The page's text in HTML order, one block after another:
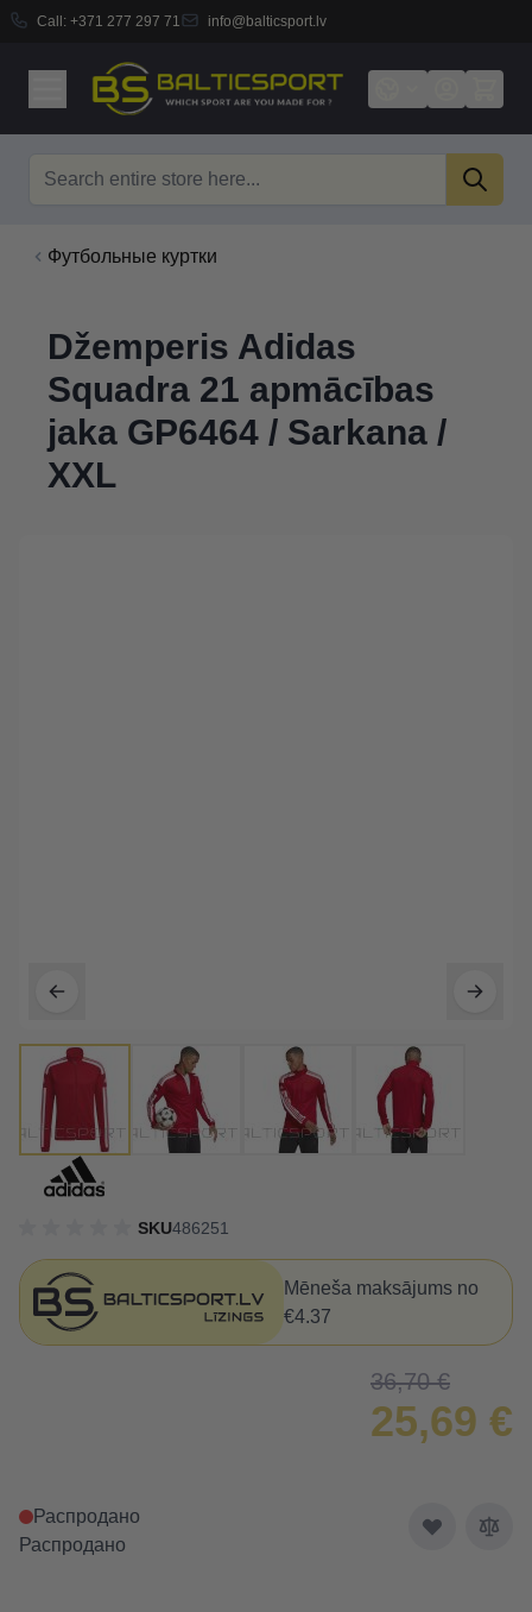
Call: +371 277 297 71 info@balticsport.lv
Футбольные куртки
Džemperis Adidas
Squadra 21 apmācības
jaka GP6464 / Sarkana /
XXL
SKU486251
Mēneša maksājums no
€4.37
36,70 €
25,69 €
Распродано
Распродано